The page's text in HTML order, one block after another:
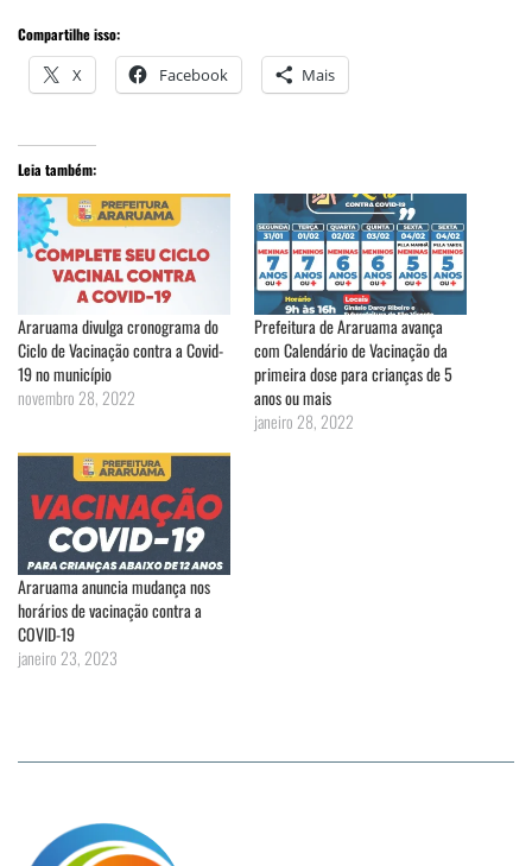
Compartilhe isso:
X Facebook Mais
Leia também:
Araruama divulga cronograma do
Ciclo de Vacinação contra a Covid-
19 no município
novembro 28, 2022
Prefeitura de Araruama avança
com Calendário de Vacinação da
primeira dose para crianças de 5
anos ou mais
janeiro 28, 2022
Araruama anuncia mudança nos
horários de vacinação contra a
COVID-19
janeiro 23, 2023